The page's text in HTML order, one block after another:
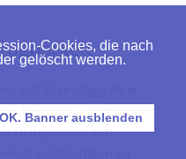
Cookies, die nach
gelöscht werden.
OK. Banner ausblenden
auf Grundlage Ihrer
Vertrags automatisiert
Dritten in einem